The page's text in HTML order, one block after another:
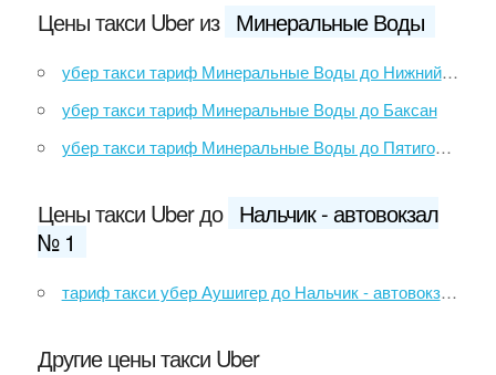
Цены такси Uber из Минеральные Воды
убер такси тариф Минеральные Воды до Нижний Архыз
убер такси тариф Минеральные Воды до Баксан
убер такси тариф Минеральные Воды до Пятигорск
Цены такси Uber до Нальчик - автовокзал
№ 1
тариф такси убер Аушигер до Нальчик - автовокзал № 1
Другие цены такси Uber